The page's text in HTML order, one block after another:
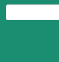
Išči: